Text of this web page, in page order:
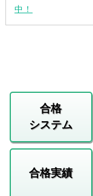
中！
合格
システム
合格実績